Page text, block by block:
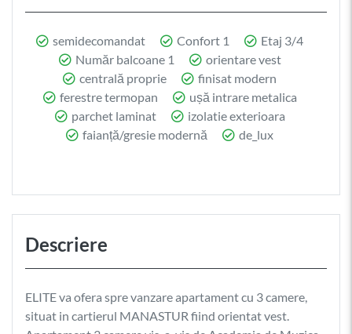
semidecomandat Confort 1
Etaj 3/4
Număr balcoane 1
orientare vest
centrală proprie
finisat modern
ferestre termopan
ușă intrare metalica
parchet laminat
izolatie exterioara
faianță/gresie modernă
de_lux
Descriere
ELITE va ofera spre vanzare apartament cu 3 camere,
situat in cartierul MANASTUR fiind orientat vest.